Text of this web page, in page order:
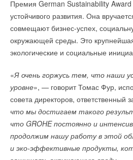
Премия German Sustainability
устойчивого развития. Она
совмещают бизнес-успех,
окружающей среды. Это
экологические и социальные
«Я очень горжусь тем, что наши
уровне», — говорит Томас Фур,
совета директоров, ответственный
что мы достигаем такого
что GROHE постоянно и
продолжим нашу работу в этой
и эко-эффективные продукты,